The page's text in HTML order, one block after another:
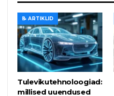
📝 ARTIKLID
Tulevikutehnoloogiad:
millised uuendused